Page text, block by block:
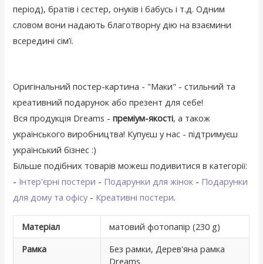
період), братів і сестер, онуків і бабусь і т.д. Одним
словом вони надають благотворну дію на взаємини
всередині сім’ї.
Оригінальний постер-картина - "Маки" - стильний та
креативний подарунок або презент для себе!
Вся продукція Dreams -преміум-якості, а також
українського виробництва! Купуєш у нас - підтримуєш
український бізнес :)
Більше подібних товарів можеш подивитися в категорії:
- Інтер'єрні постери - Подарунки для жінок - Подарунки
для дому та офісу - Креативні постери.
Матеріал
матовий фотопапір (230 g)
Рамка
Без рамки, Дерев'яна рамка
Dreams